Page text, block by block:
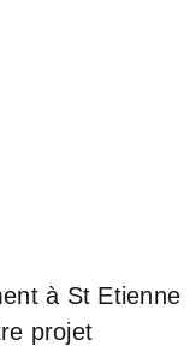
à St Etienne
projet